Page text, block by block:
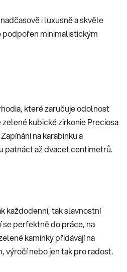
i luxusně a skvěle
podpořen minimalistickým
které zaručuje odolnost
kubické zirkonie Preciosa
na karabinku a
patnáct až dvacet centimetrů.
každodenní, tak slavnostní
se perfektně do práce, na
kamínky přidávají na
výročí nebo jen tak pro radost.